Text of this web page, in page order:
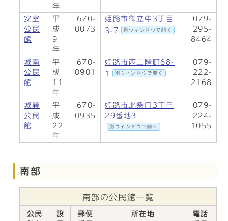
年
安室
公民
館
平
成
9
年
670-
0073
姫路市御立中3丁目
3-7
別ウィンドウで開く
079-
295-
8464
城南
公民
館
平
成
11
年
670-
0901
姫路市西二階町68-
1
別ウィンドウで開く
079-
222-
2168
城巽
公民
館
平
成
22
年
670-
0935
姫路市北条口3丁目
29番地3
別ウィンドウで開く
079-
224-
1055
南部
南部の公民館一覧
公民
設
郵便
所在地
電話